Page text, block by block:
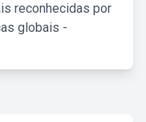
reconhecidas por
globais -